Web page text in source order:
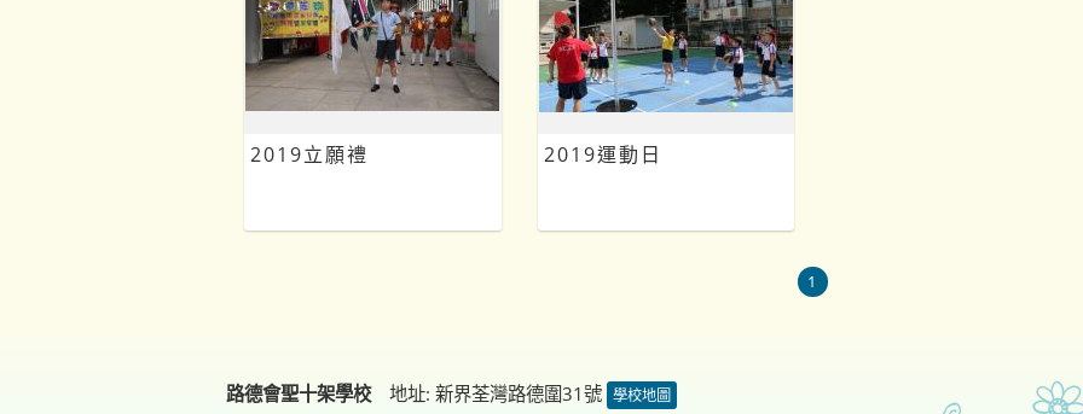
2019立願禮 2019運動日
1
路德會聖十架學校 地址: 新界荃灣路德圍31號 學校地圖